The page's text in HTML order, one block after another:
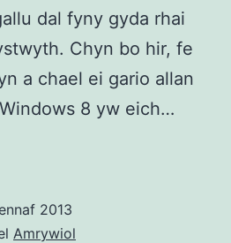
dal fyny gyda rhai
Chyn bo hir, fe
a chael ei gario allan
8 yw eich…
2013
Amrywiol